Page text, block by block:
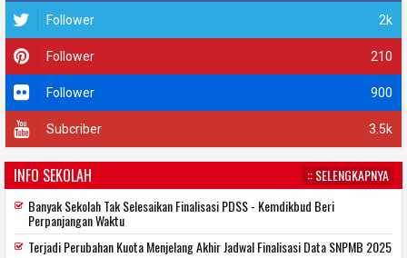
2k
Follower
210
Follower
900
Follower
3.5k
Subcriber
INFO SEKOLAH
:: SELENGKAPNYA
Banyak Sekolah Tak Selesaikan Finalisasi PDSS - Kemdikbud Beri
Perpanjangan Waktu
Terjadi Perubahan Kuota Menjelang Akhir Jadwal Finalisasi Data SNPMB 2025